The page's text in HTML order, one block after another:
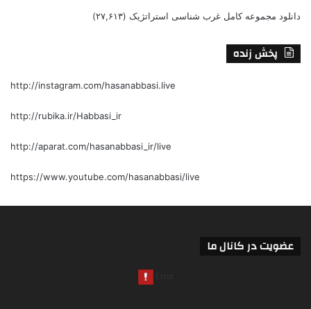
دانلود مجموعه کامل غرب شناسی استراتژیک (۲۷,۶۱۳)
پخش زنده
http://instagram.com/hasanabbasi.live
http://rubika.ir/Habbasi_ir
http://aparat.com/hasanabbasi_ir/live
https://www.youtube.com/hasanabbasi/live
عضویت در کانال ما